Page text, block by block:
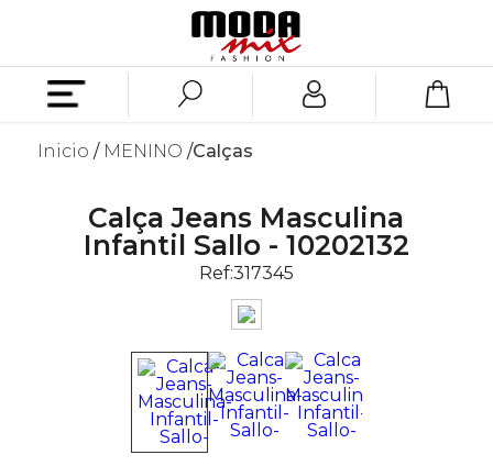
Inicio MENINO Calças
Calça Jeans Masculina
Infantil Sallo - 10202132
Ref:317345